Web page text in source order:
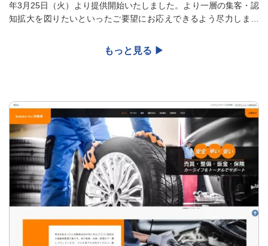
年3月25日（火）より提供開始いたしました。より一層の集客・認
知拡大を図りたいといったご要望にお応えできるよう尽力します